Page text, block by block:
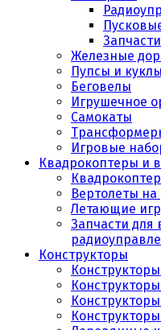
Железные
Пупсы и куклы
Беговелы
Игрушечное
Самокаты
Игровые
Квадрокоптеры и
Вертолеты
Летающие
Запчасти для
Конструкторы